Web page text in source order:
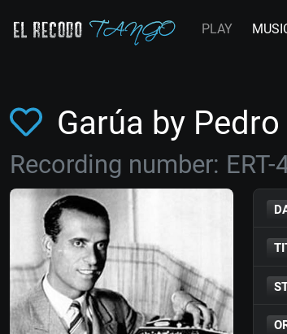
PLAY
Garúa by
Recording number: ERT-